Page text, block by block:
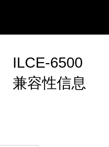
ILCE-6500
兼容性信息